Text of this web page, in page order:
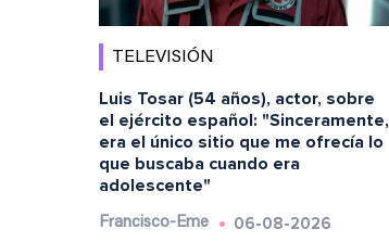
TELEVISIÓN
Luis Tosar (54 años), actor, sobre
el ejército español: "Sinceramente,
era el único sitio que me ofrecía lo
que buscaba cuando era
adolescente"
Francisco-Eme 06-08-2026